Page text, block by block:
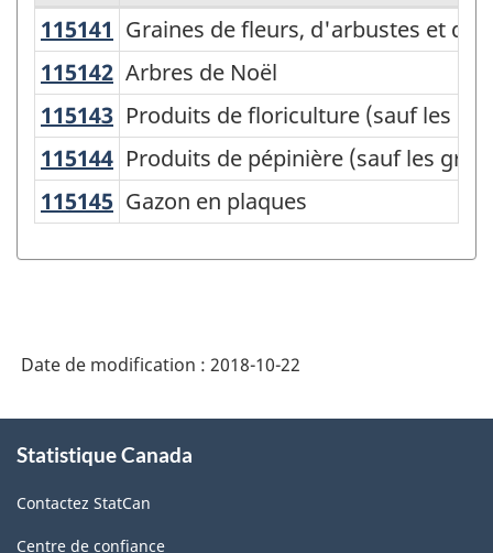
Variante
du
SCPAN
Canada
2017
version
2.0
agricoles
de
la
classification
115141 Graines de fleurs, d'arbustes et
Graines de fleurs, d'arbustes et
115142 Arbres de Noël
Arbres de Noël
115143 Produits de floriculture (sauf les
Produits de floriculture (sauf les
115144 Produits de pépinière (sauf les
Produits de pépinière (sauf les
115145 Gazon en plaques
Gazon en plaques
Date de modification : 2018-10-22
propos
ce
site
Statistique Canada
Contactez StatCan
Centre de confiance